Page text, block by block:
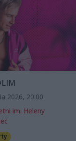
2026, 20:00
im. Heleny